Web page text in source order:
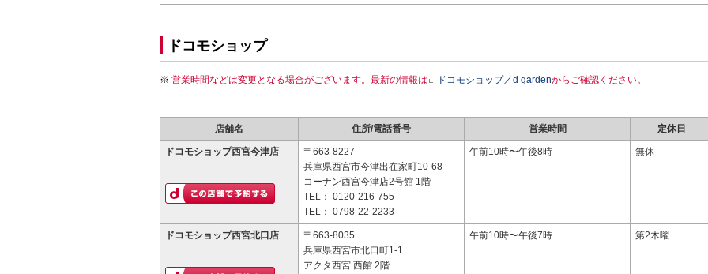
ドコモショップ
営業時間などは変更となる場合がございます。最新の情報は ドコモショップ／d gardenからご確認ください。
店舗名 住所/電話番号 営業時間 定休日
ドコモショップ西宮今津店
〒663-8227
兵庫県西宮市今津出在家町10-68
コーナン西宮今津店2号館 1階
TEL： 0120-216-755
TEL： 0798-22-2233
午前10時〜午後8時 無休
ドコモショップ西宮北口店
〒663-8035
兵庫県西宮市北口町1-1
アクタ西宮 西館 2階
午前10時〜午後7時 第2木曜